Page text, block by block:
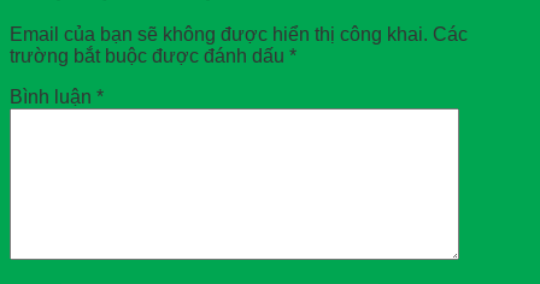
Email của bạn sẽ không được hiển thị công khai. Các
trường bắt buộc được đánh dấu *
Bình luận *